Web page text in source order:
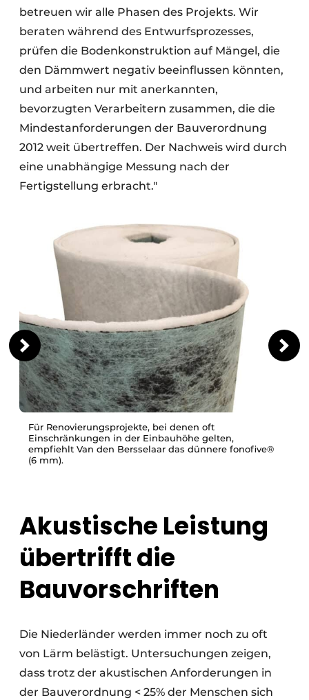
betreuen wir alle Phasen des Projekts. Wir
beraten während des Entwurfsprozesses,
prüfen die Bodenkonstruktion auf Mängel, die
den Dämmwert negativ beeinflussen könnten,
und arbeiten nur mit anerkannten,
bevorzugten Verarbeitern zusammen, die die
Mindestanforderungen der Bauverordnung
2012 weit übertreffen. Der Nachweis wird durch
eine unabhängige Messung nach der
Fertigstellung erbracht."
Für Renovierungsprojekte, bei denen oft
Einschränkungen in der Einbauhöhe gelten,
empfiehlt Van den Bersselaar das dünnere fonofive®
(6 mm).
Akustische Leistung
übertrifft die
Bauvorschriften
Die Niederländer werden immer noch zu oft
von Lärm belästigt. Untersuchungen zeigen,
dass trotz der akustischen Anforderungen in
der Bauverordnung < 25% der Menschen sich